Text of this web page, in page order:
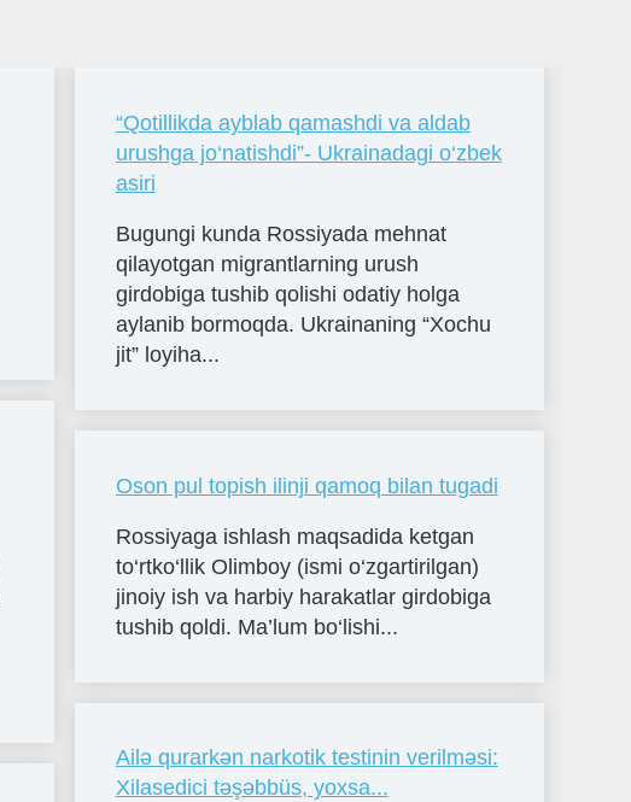
“Qotillikda ayblab qamashdi va aldab
urushga jo‘natishdi”- Ukrainadagi o‘zbek
asiri
Bugungi kunda Rossiyada mehnat
qilayotgan migrantlarning urush
girdobiga tushib qolishi odatiy holga
aylanib bormoqda. Ukrainaning “Xochu
jit” loyiha...
Oson pul topish ilinji qamoq bilan tugadi
Rossiyaga ishlash maqsadida ketgan
to‘rtko‘llik Olimboy (ismi o‘zgartirilgan)
jinoiy ish va harbiy harakatlar girdobiga
tushib qoldi. Ma’lum bo‘lishi...
Ailə qurarkən narkotik testinin verilməsi:
Xilasedici təşəbbüs, yoxsa...